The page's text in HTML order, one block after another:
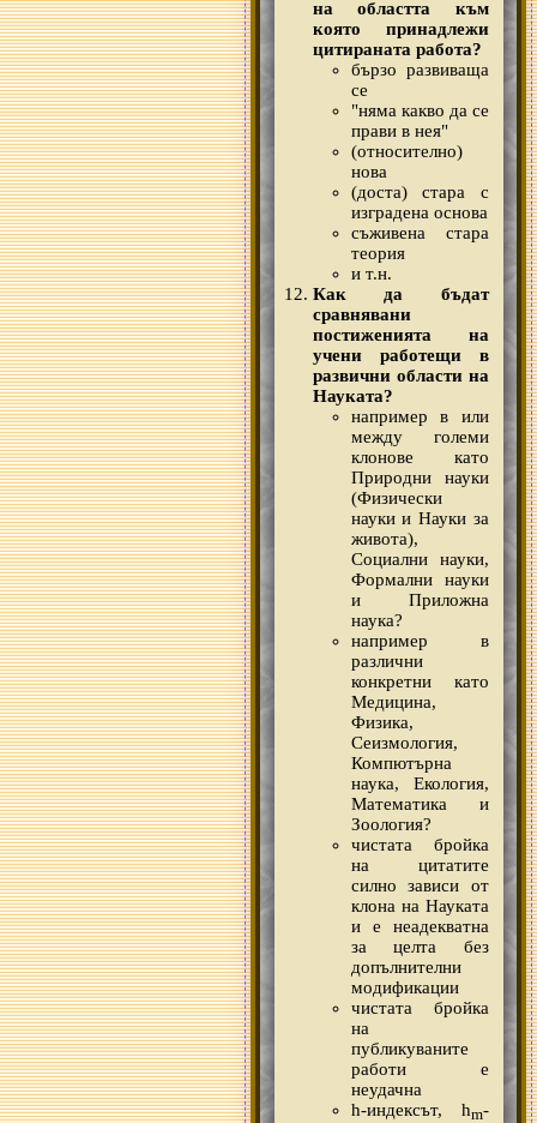
на областта към
която принадлежи
цитираната работа?
бързо развиваща
се
"няма какво да се
прави в нея"
(относително)
нова
(доста) стара с
изградена основа
съживена стара
теория
и т.н.
Как да бъдат
сравнявани
постиженията на
учени работещи в
развични области на
Науката?
например в или
между големи
клонове като
Природни науки
(Физически
науки и Науки за
живота),
Социални науки,
Формални науки
и Приложна
наука?
например в
различни
конкретни като
Медицина,
Физика,
Сеизмология,
Компютърна
наука, Екология,
Математика и
Зоология?
чистата бройка
на цитатите
силно зависи от
клона на Науката
и е неадекватна
за целта без
допълнителни
модификации
чистата бройка
на
публикуваните
работи е
неудачна
h-индексът, hm-